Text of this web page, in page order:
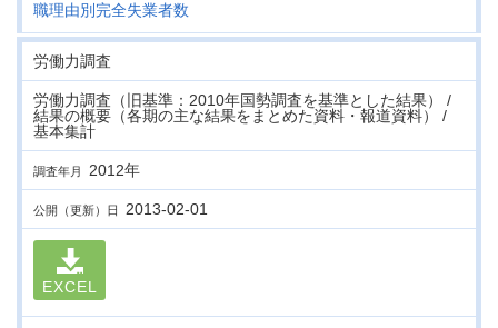
職理由別完全失業者数
労働力調査
労働力調査（旧基準：2010年国勢調査を基準とした結果） /
結果の概要（各期の主な結果をまとめた資料・報道資料） /
基本集計
調査年月 2012年
公開（更新）日 2013-02-01
EXCEL